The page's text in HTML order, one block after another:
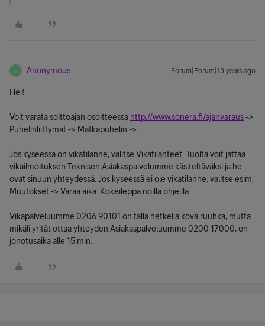
A Anonymous Forum|Forum|13 years ago
Hei!
Voit varata soittoajan osoitteessa http://www.sonera.fi/ajanvaraus->
Puhelinliittymät -> Matkapuhelin ->
Jos kyseessä on vikatilanne, valitse Vikatilanteet. Tuolta voit jättää
vikailmoituksen Teknisen Asiakaspalvelumme käsiteltäväksi ja he
ovat sinuun yhteydessä. Jos kyseessä ei ole vikatilanne, valitse esim.
Muutokset -> Varaa aika. Kokeileppa noilla ohjeilla.
Vikapalveluumme 0206 90101 on tällä hetkellä kova ruuhka, mutta
mikäli yrität ottaa yhteyden Asiakaspalveluumme 0200 17000, on
jonotusaika alle 15 min.